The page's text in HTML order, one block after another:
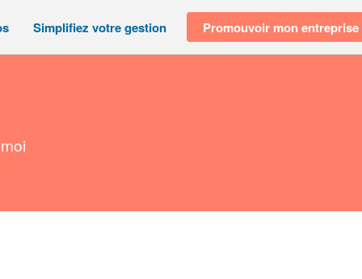
Simplifiez votre gestion Promouvoir mon entreprise